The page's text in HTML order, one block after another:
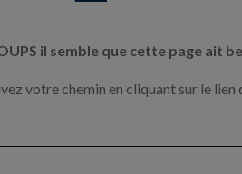
il semble que cette page ait
votre chemin en cliquant sur le